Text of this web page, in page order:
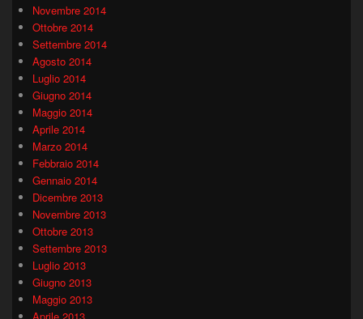
Novembre 2014
Ottobre 2014
Settembre 2014
Agosto 2014
Luglio 2014
Giugno 2014
Maggio 2014
Aprile 2014
Marzo 2014
Febbraio 2014
Gennaio 2014
Dicembre 2013
Novembre 2013
Ottobre 2013
Settembre 2013
Luglio 2013
Giugno 2013
Maggio 2013